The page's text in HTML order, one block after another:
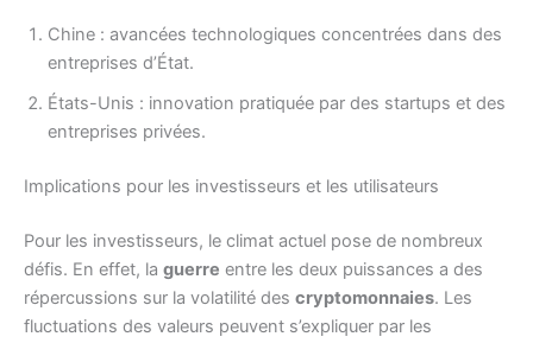
Chine : avancées technologiques concentrées dans des
entreprises d’État.
États-Unis : innovation pratiquée par des startups et des
entreprises privées.
Implications pour les investisseurs et les utilisateurs
Pour les investisseurs, le climat actuel pose de nombreux
défis. En effet, la guerre entre les deux puissances a des
répercussions sur la volatilité des cryptomonnaies. Les
fluctuations des valeurs peuvent s’expliquer par les